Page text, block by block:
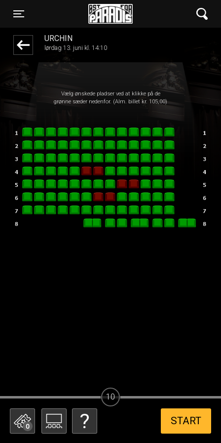
Toggle navigation
Øst for Paradis
URCHIN
lørdag 13. juni kl. 14:10
Vælg ønskede pladser ved at klikke på de
grønne sæder nedenfor. (Alm. billet kr. 105,00)
0 START
10
1step-front02 061641